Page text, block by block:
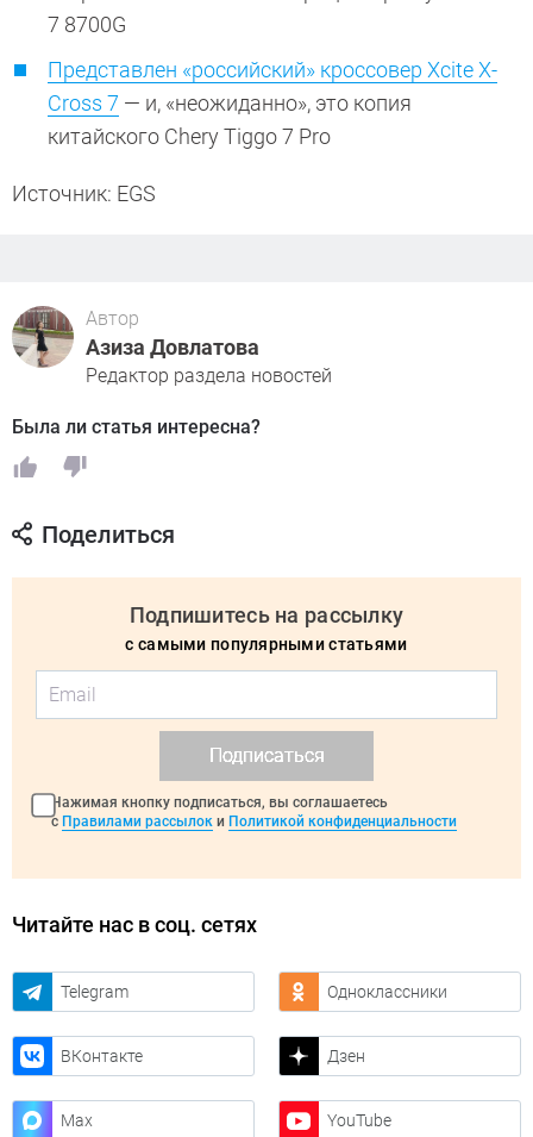
7 8700G
Представлен «российский» кроссовер Xcite X-
Cross 7 — и, «неожиданно», это копия
китайского Chery Tiggo 7 Pro
Источник: EGS
Автор
Азиза Довлатова
Редактор раздела новостей
Была ли статья интересна?
Поделиться
Подпишитесь на рассылку
с самыми популярными статьями
Подписаться
Нажимая кнопку подписаться, вы соглашаетесь
с Правилами рассылок и Политикой конфиденциальности
Читайте нас в соц. сетях
Telegram Одноклассники
ВКонтакте Дзен
Max YouTube